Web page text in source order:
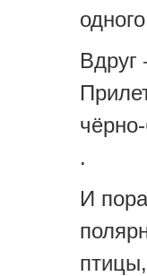
Вдруг
.
И